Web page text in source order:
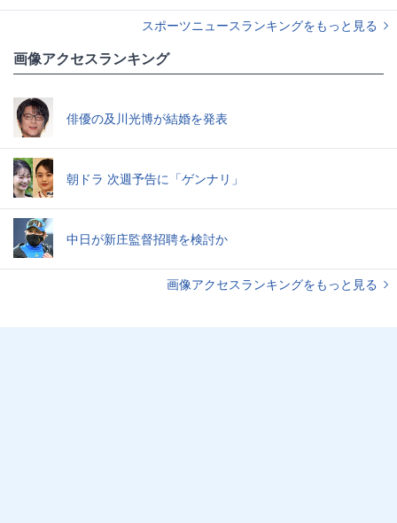
スポーツニュースランキングをもっと見る
画像アクセスランキング
俳優の及川光博が結婚を発表
朝ドラ 次週予告に「ゲンナリ」
中日が新庄監督招聘を検討か
画像アクセスランキングをもっと見る